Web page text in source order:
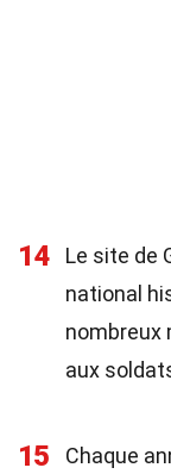
14
Le site de
national
nombreux
aux
15
Chaque